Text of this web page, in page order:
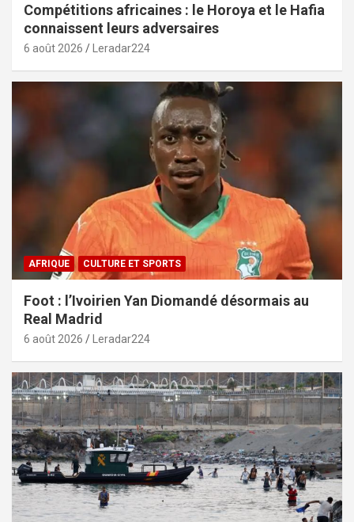
Compétitions africaines : le Horoya et le Hafia
connaissent leurs adversaires
6 août 2026 Leradar224
AFRIQUE CULTURE ET SPORTS
Foot : l’Ivoirien Yan Diomandé désormais au
Real Madrid
6 août 2026 Leradar224